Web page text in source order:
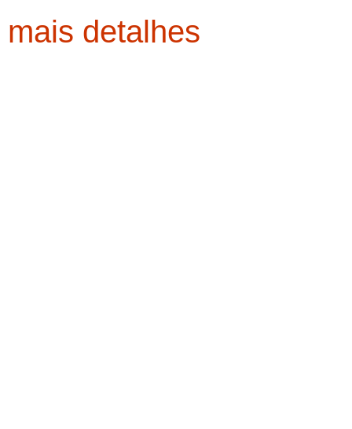
mais detalhes